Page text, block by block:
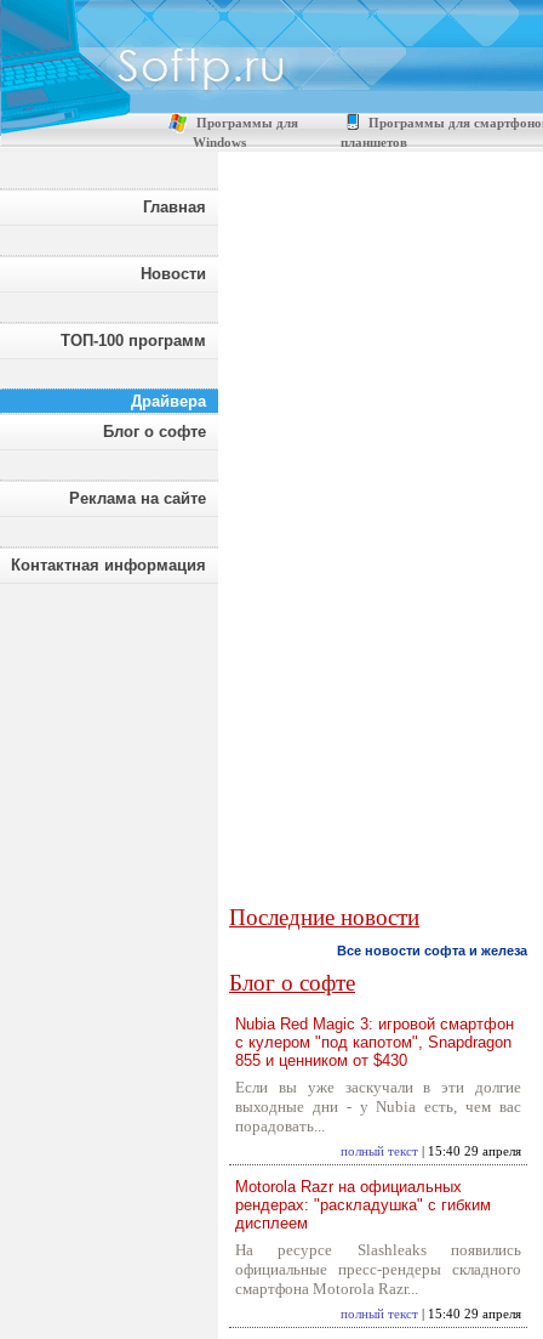
Программы для
Windows
Программы для
планшетов
Главная
Новости
ТОП-100 программ
Драйвера
Блог о софте
Реклама на сайте
Контактная информация
Последние новости
Все новости софта и железа
Блог о софте
Nubia Red Magic 3: игровой смартфон
с кулером "под капотом", Snapdragon
855 и ценником от $430
Если вы уже заскучали в эти долгие
выходные дни - у Nubia есть, чем вас
порадовать...
полный текст | 15:40 29 апреля
Motorola Razr на официальных
рендерах: "раскладушка" с гибким
дисплеем
На ресурсе Slashleaks появились
официальные пресс-рендеры складного
смартфона Motorola Razr...
полный текст | 15:40 29 апреля